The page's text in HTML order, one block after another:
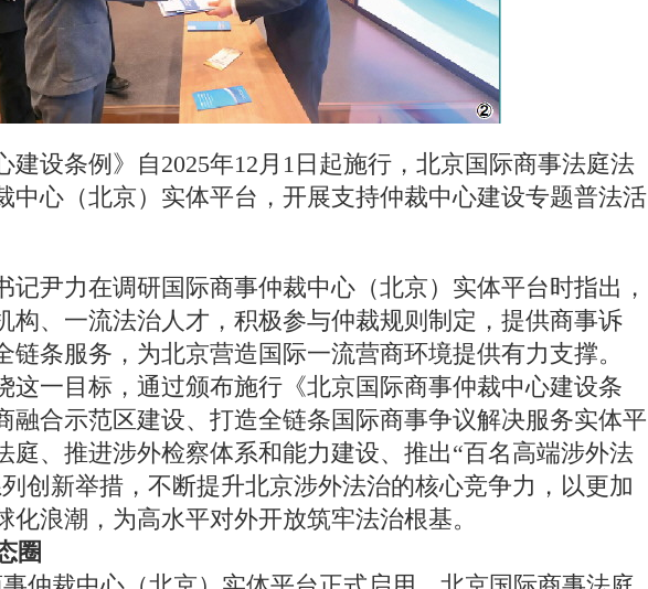
建设条例》自2025年12月1日起施行，北京国际商事法庭法
中心（北京）实体平台，开展支持仲裁中心建设专题普法活
记尹力在调研国际商事仲裁中心（北京）实体平台时指出，
构、一流法治人才，积极参与仲裁规则制定，提供商事诉
链条服务，为北京营造国际一流营商环境提供有力支撑。
一目标，通过颁布施行《北京国际商事仲裁中心建设条
融合示范区建设、打造全链条国际商事争议解决服务实体平
庭、推进涉外检察体系和能力建设、推出“百名高端涉外法
创新举措，不断提升北京涉外法治的核心竞争力，以更加
化浪潮，为高水平对外开放筑牢法治根基。
圈